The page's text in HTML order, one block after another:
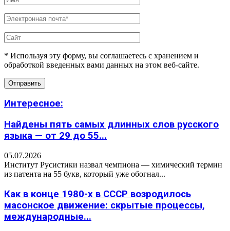
* Используя эту форму, вы соглашаетесь с хранением и
обработкой введенных вами данных на этом веб-сайте.
Интересное:
Найдены пять самых длинных слов русского
языка — от 29 до 55...
05.07.2026
Институт Русистики назвал чемпиона — химический термин
из патента на 55 букв, который уже обогнал...
Как в конце 1980-х в СССР возродилось
масонское движение: скрытые процессы,
международные...